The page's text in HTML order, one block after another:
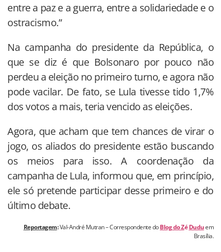
entre a paz e a guerra, entre a solidariedade e o
ostracismo.”
Na campanha do presidente da República, o
que se diz é que Bolsonaro por pouco não
perdeu a eleição no primeiro turno, e agora não
pode vacilar. De fato, se Lula tivesse tido 1,7%
dos votos a mais, teria vencido as eleições.
Agora, que acham que tem chances de virar o
jogo, os aliados do presidente estão buscando
os meios para isso. A coordenação da
campanha de Lula, informou que, em princípio,
ele só pretende participar desse primeiro e do
último debate.
Reportagem:Val-André Mutran – Correspondente doBlog do ZéDuduem
Brasília.